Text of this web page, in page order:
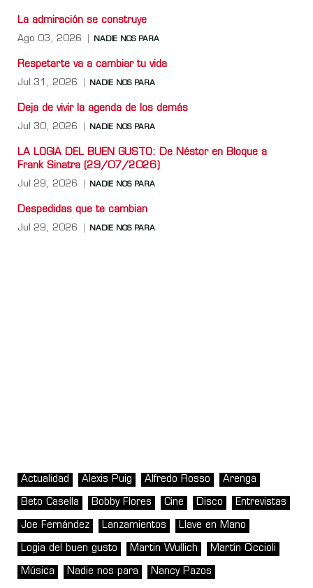
La admiración se construye
Ago 03, 2026 NADIE NOS PARA
Respetarte va a cambiar tu vida
Jul 31, 2026 NADIE NOS PARA
Deja de vivir la agenda de los demás
Jul 30, 2026 NADIE NOS PARA
LA LOGIA DEL BUEN GUSTO: De Néstor en Bloque a
Frank Sinatra (29/07/2026)
Jul 29, 2026 NADIE NOS PARA
Despedidas que te cambian
Jul 29, 2026 NADIE NOS PARA
Actualidad Alexis Puig Alfredo Rosso Arenga
Beto Casella Bobby Flores Cine Disco Entrevistas
Joe Fernández Lanzamientos Llave en Mano
Logia del buen gusto Martin Wullich Martín Ciccioli
Música Nadie nos para Nancy Pazos